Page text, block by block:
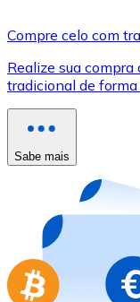
Comprar com
Cartão de
Comprar com
Loja - Cartões-
Compre
Ir para a loja
Compre celo com
Realize sua
tradicional de forma
Sabe mais